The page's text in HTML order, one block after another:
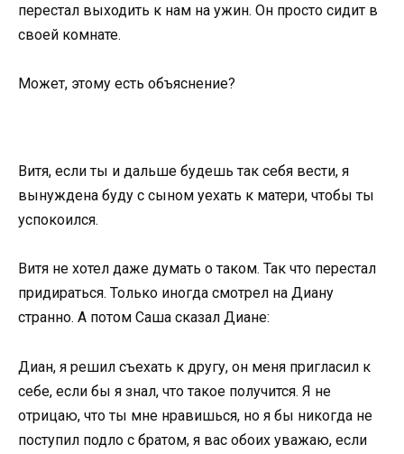
перестал выходить к нам на ужин. Он просто сидит в
своей комнате.
Может, этому есть объяснение?
Витя, если ты и дальше будешь так себя вести, я
вынуждена буду с сыном уехать к матери, чтобы ты
успокоился.
Витя не хотел даже думать о таком. Так что перестал
придираться. Только иногда смотрел на Диану
странно. А потом Саша сказал Диане:
Диан, я решил съехать к другу, он меня пригласил к
себе, если бы я знал, что такое получится. Я не
отрицаю, что ты мне нравишься, но я бы никогда не
поступил подло с братом, я вас обоих уважаю, если